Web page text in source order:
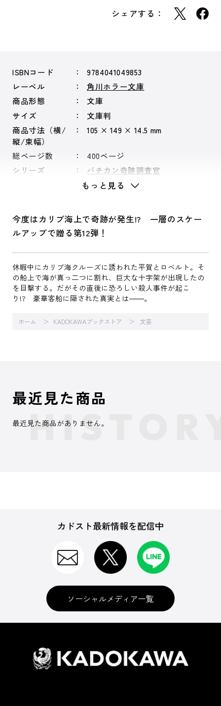
シェアする：
ISBNコード
9784041049853
レーベル
角川ホラー文庫
商品形態
文庫
サイズ
文庫判
商品寸法（横/
縦/束幅）
105 × 149 × 14.5 mm
総ページ数
400ページ
シリーズ
バチカン奇跡調査官
もっと見る
今度はカリブ海上で奇跡が発生!? 一層のスケー
ルアップで贈る第12弾！
休暇中にカリブ海クルーズに誘われた平賀とロベルト。そ
の船上で海が真っ二つに割れ、巨大な十字架が出現したの
を目撃する。だがその直後に恐ろしい殺人事件が起こ
り!? 豪華客船に隠された真実とは――。
ホーム KADOKAWAブックストア 文芸
最近見た商品
最近見た商品がありません。
カドスト最新情報を配信中
ソーシャルメディア一覧